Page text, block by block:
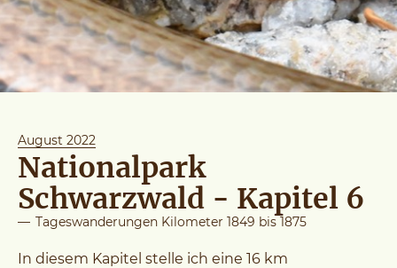
August 2022
Nationalpark
Schwarzwald - Kapitel 6
— Tageswanderungen Kilometer 1849 bis 1875
In diesem Kapitel stelle ich eine 16 km